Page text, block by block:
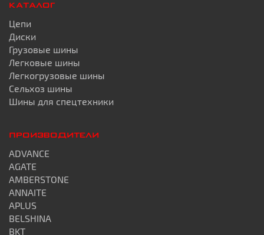
КАТАЛОГ
Цепи
Диски
Грузовые шины
Легковые шины
Легкогрузовые шины
Сельхоз шины
Шины для спецтехники
ПРОИЗВОДИТЕЛИ
ADVANCE
AGATE
AMBERSTONE
ANNAITE
APLUS
BELSHINA
BKT